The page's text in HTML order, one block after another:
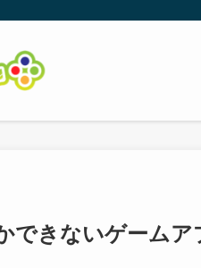
きないゲームア